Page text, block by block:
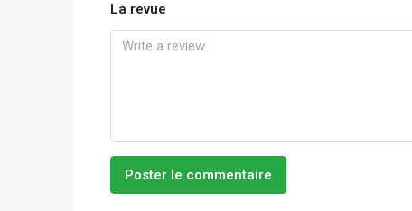
La revue
Poster le commentaire